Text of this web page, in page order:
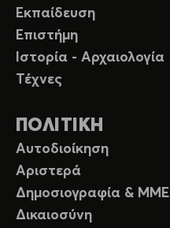
Εκπαίδευση
Επιστήμη
Ιστορία - Αρχαιολογία
Τέχνες
ΠΟΛΙΤΙΚΗ
Αυτοδιοίκηση
Αριστερά
Δημοσιογραφία & ΜΜΕ
Δικαιοσύνη